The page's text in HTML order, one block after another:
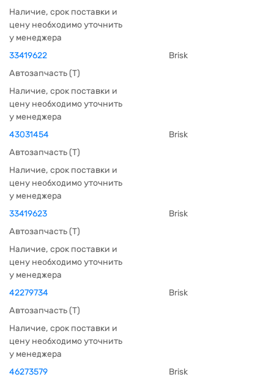
Наличие, срок поставки и
цену необходимо уточнить
у менеджера
33419622
Brisk
Автозапчасть (Т)
Наличие, срок поставки и
цену необходимо уточнить
у менеджера
43031454
Brisk
Автозапчасть (Т)
Наличие, срок поставки и
цену необходимо уточнить
у менеджера
33419623
Brisk
Автозапчасть (Т)
Наличие, срок поставки и
цену необходимо уточнить
у менеджера
42279734
Brisk
Автозапчасть (Т)
Наличие, срок поставки и
цену необходимо уточнить
у менеджера
46273579
Brisk